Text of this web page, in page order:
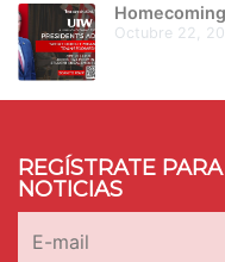
octubre 22,
REGÍSTRATE
NOTICIAS